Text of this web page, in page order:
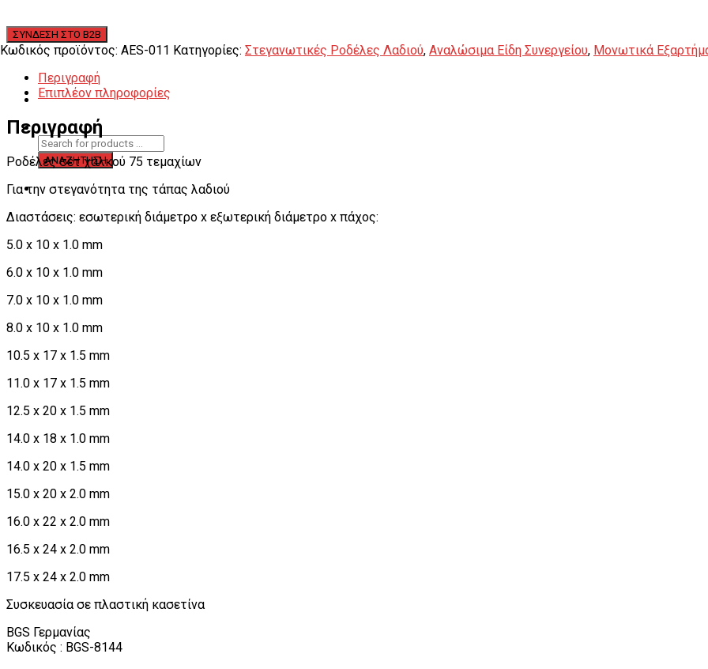
Κωδικός προϊόντος: AES-011 Κατηγορίες: Στεγανωτικές Ροδέλες Λαδιού, Αναλώσιμα Είδη Συνεργείου, Μονωτικά
Περιγραφή
Επιπλέον πληροφορίες
Περιγραφή
Ροδέλες σετ χαλκού 75 τεμαχίων
Για την στεγανότητα της τάπας λαδιού
Διαστάσεις: εσωτερική διάμετρο x εξωτερική διάμετρο x πάχος:
5.0 x 10 x 1.0 mm
6.0 x 10 x 1.0 mm
7.0 x 10 x 1.0 mm
8.0 x 10 x 1.0 mm
10.5 x 17 x 1.5 mm
11.0 x 17 x 1.5 mm
12.5 x 20 x 1.5 mm
14.0 x 18 x 1.0 mm
14.0 x 20 x 1.5 mm
15.0 x 20 x 2.0 mm
16.0 x 22 x 2.0 mm
16.5 x 24 x 2.0 mm
17.5 x 24 x 2.0 mm
Συσκευασία σε πλαστική κασετίνα
BGS Γερμανίας
Κωδικός : BGS-8144